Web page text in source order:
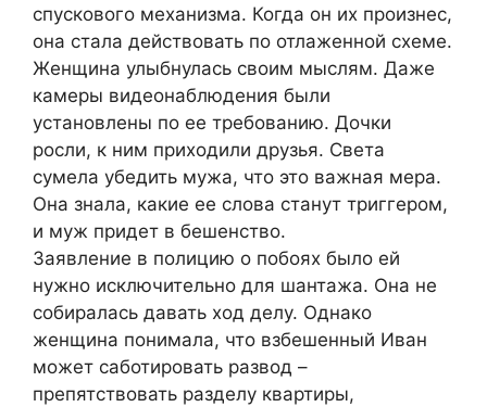
спускового механизма. Когда он их произнес,
она стала действовать по отлаженной схеме.
Женщина улыбнулась своим мыслям. Даже
камеры видеонаблюдения были
установлены по ее требованию. Дочки
росли, к ним приходили друзья. Света
сумела убедить мужа, что это важная мера.
Она знала, какие ее слова станут триггером,
и муж придет в бешенство.
Заявление в полицию о побоях было ей
нужно исключительно для шантажа. Она не
собиралась давать ход делу. Однако
женщина понимала, что взбешенный Иван
может саботировать развод –
препятствовать разделу квартиры,